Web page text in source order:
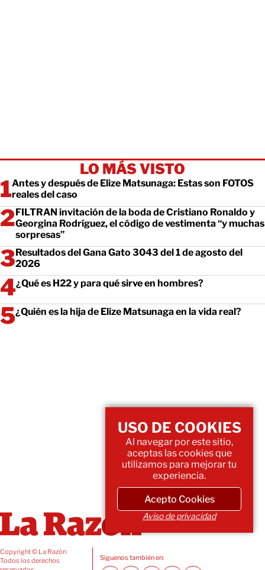
LO MÁS VISTO
Antes y después de Elize Matsunaga: Estas son FOTOS
reales del caso
FILTRAN invitación de la boda de Cristiano Ronaldo y
Georgina Rodríguez, el código de vestimenta “y muchas
sorpresas”
Resultados del Gana Gato 3043 del 1 de agosto del
2026
¿Qué es H22 y para qué sirve en hombres?
¿Quién es la hija de Elize Matsunaga en la vida real?
Copyright © La Razón
Todos los derechos
Siguenos también en:
USO DE COOKIES
Al navegar por este sitio,
aceptas las cookies que
utilizamos para mejorar tu
experiencia.
Acepto Cookies
Aviso de privacidad